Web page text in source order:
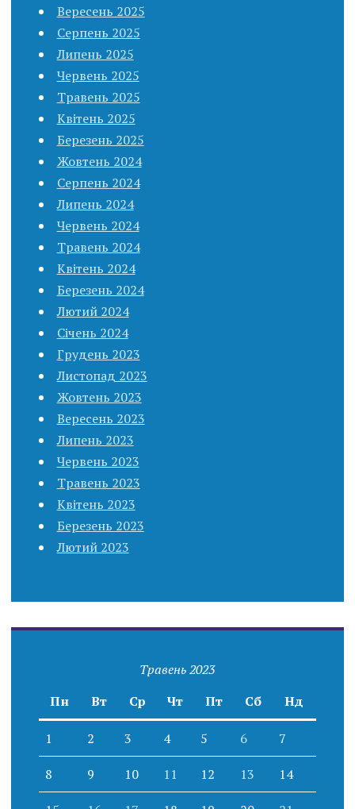
Вересень 2025
Серпень 2025
Липень 2025
Червень 2025
Травень 2025
Квітень 2025
Березень 2025
Жовтень 2024
Серпень 2024
Липень 2024
Червень 2024
Травень 2024
Квітень 2024
Березень 2024
Лютий 2024
Січень 2024
Грудень 2023
Листопад 2023
Жовтень 2023
Вересень 2023
Липень 2023
Червень 2023
Травень 2023
Квітень 2023
Березень 2023
Лютий 2023
Травень 2023
Пн
Вт Ср Чт Пт Сб Нд
1 2 3 4 5 6 7
8 9 10 11 12 13 14